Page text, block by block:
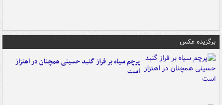
برگزیده عکس
پرچم سیاه بر فراز گنبد حسینی همچنان در اهتزاز
است